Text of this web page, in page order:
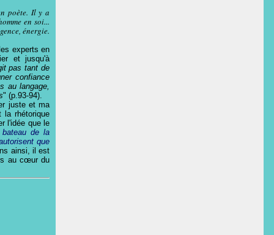
poète. Il y a
en soi...
énergie.
experts en
et jusqu'à
pas tant de
confiance
au langage,
" (p.93-94).
juste et ma
la rhétorique
l'idée que le
de la
que
ainsi, il est
au cœur du